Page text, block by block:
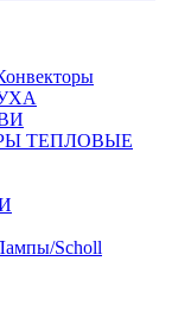
ТЕПЛОВЫЕ
Scholl